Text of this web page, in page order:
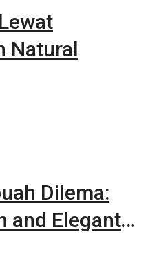
Natural
Dilema:
and Elegant